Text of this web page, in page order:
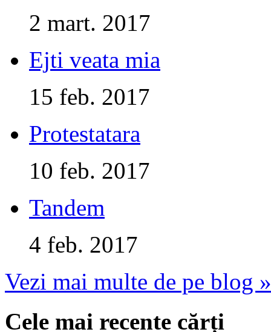
2 mart. 2017
Ejti veata mia
15 feb. 2017
Protestatara
10 feb. 2017
Tandem
4 feb. 2017
Vezi mai multe de pe blog »
Cele mai recente cărți